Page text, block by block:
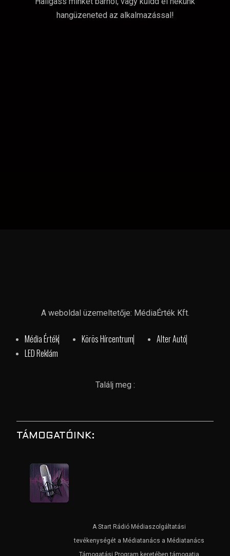
hangüzeneted az alkalmazással!
A weboldal üzemeltetője: MédiaÉrték Kft.
Média Érték Körös Hírcentrum
Alter Autó
LED Reklám
Találj meg :
TÁMOGATÓINK:
A Start Rádió Médiaszolgáltatási
tevékenységét a Médiatanács a Médiatanács
Támogatási Program keretében támogatja